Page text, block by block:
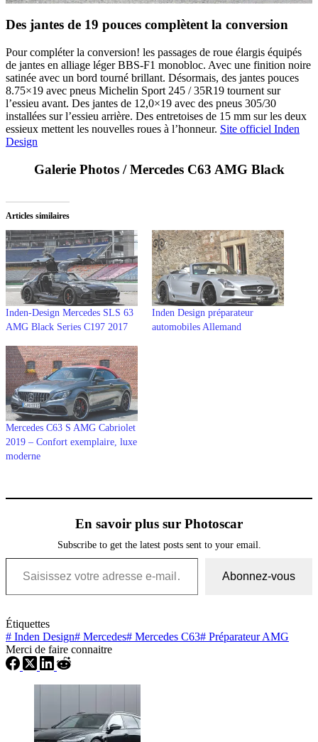
Des jantes de 19 pouces complètent la conversion
Pour compléter la conversion! les passages de roue élargis équipés
de jantes en alliage léger BBS-F1 monobloc. Avec une finition noire
satinée avec un bord tourné brillant. Désormais, des jantes pouces
8.75×19 avec pneus Michelin Sport 245 / 35R19 tournent sur
l’essieu avant. Des jantes de 12,0×19 avec des pneus 305/30
installées sur l’essieu arrière. Des entretoises de 15 mm sur les deux
essieux mettent les nouvelles roues à l’honneur. Site officiel Inden
Design
Galerie Photos / Mercedes C63 AMG Black
Articles similaires
Inden-Design Mercedes SLS 63
AMG Black Series C197 2017
Inden Design préparateur
automobiles Allemand
Mercedes C63 S AMG Cabriolet
2019 – Confort exemplaire, luxe
moderne
En savoir plus sur Photoscar
Subscribe to get the latest posts sent to your email.
Saisissez votre adresse e-mail…
Abonnez-vous
Étiquettes
# Inden Design# Mercedes# Mercedes C63# Préparateur AMG
Merci de faire connaitre